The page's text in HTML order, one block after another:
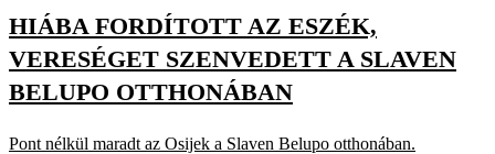
HIÁBA FORDÍTOTT AZ ESZÉK,
VERESÉGET SZENVEDETT A SLAVEN
BELUPO OTTHONÁBAN
Pont nélkül maradt az Osijek a Slaven Belupo otthonában.